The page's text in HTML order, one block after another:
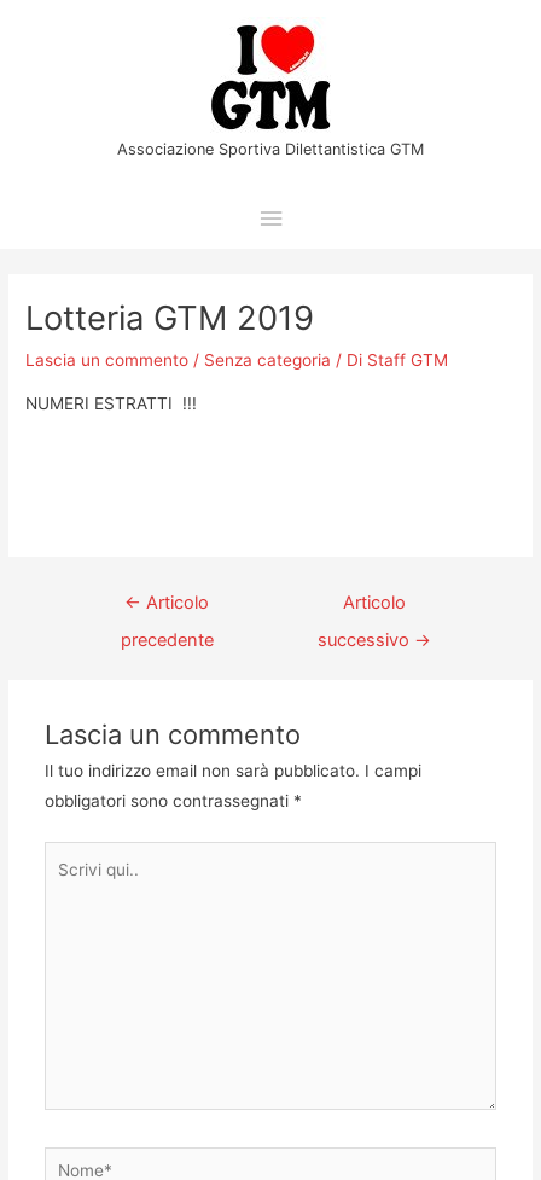
Associazione Sportiva Dilettantistica GTM
Menu
principale
Lotteria GTM 2019
Lascia un commento / Senza categoria / Di Staff GTM
NUMERI ESTRATTI !!!
← Articolo
precedente
Articolo
successivo →
Lascia un commento
Il tuo indirizzo email non sarà pubblicato. I campi
obbligatori sono contrassegnati *
Nome*